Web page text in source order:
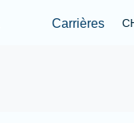
Carrières